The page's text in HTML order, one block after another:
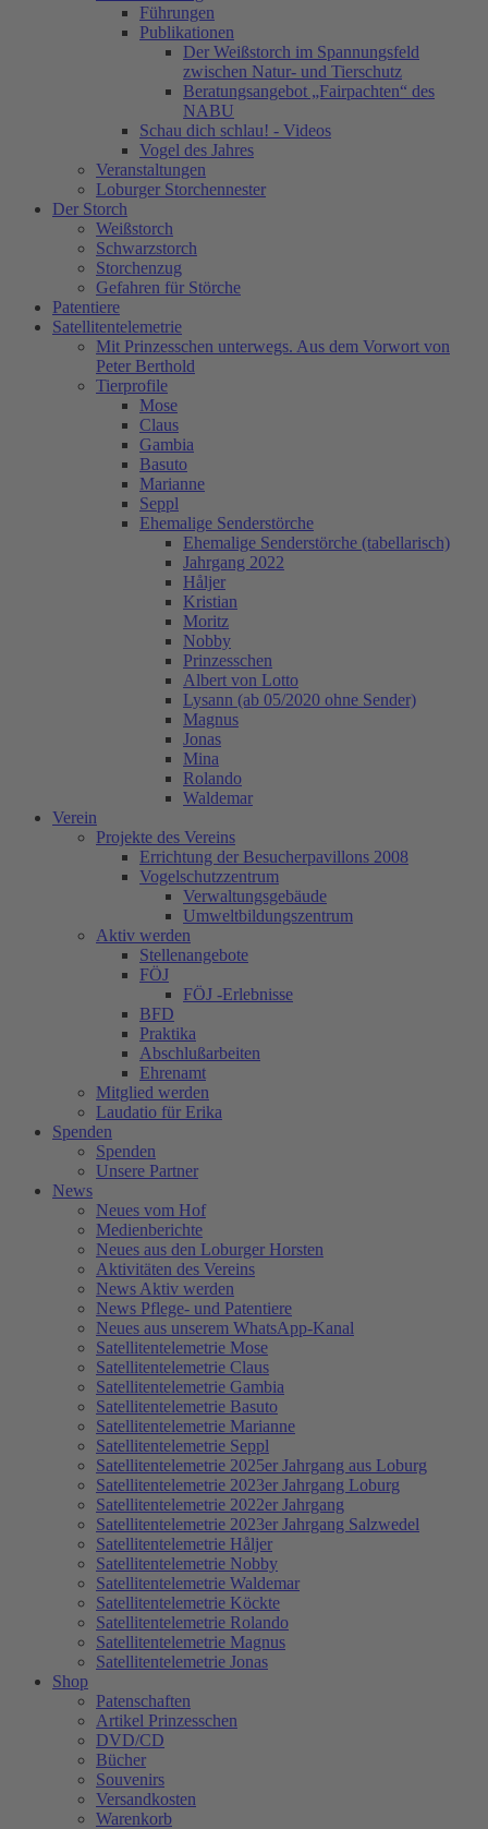
Führungen
Publikationen
Der Weißstorch im Spannungsfeld
zwischen Natur- und Tierschutz
Beratungsangebot „Fairpachten“ des
NABU
Schau dich schlau! - Videos
Vogel des Jahres
Veranstaltungen
Loburger Storchennester
Der Storch
Weißstorch
Schwarzstorch
Storchenzug
Gefahren für Störche
Patentiere
Satellitentelemetrie
Mit Prinzesschen unterwegs. Aus dem Vorwort von
Peter Berthold
Tierprofile
Mose
Claus
Gambia
Basuto
Marianne
Seppl
Ehemalige Senderstörche
Ehemalige Senderstörche (tabellarisch)
Jahrgang 2022
Håljer
Kristian
Moritz
Nobby
Prinzesschen
Albert von Lotto
Lysann (ab 05/2020 ohne Sender)
Magnus
Jonas
Mina
Rolando
Waldemar
Verein
Projekte des Vereins
Errichtung der Besucherpavillons 2008
Vogelschutzzentrum
Verwaltungsgebäude
Umweltbildungszentrum
Aktiv werden
Stellenangebote
FÖJ
FÖJ -Erlebnisse
BFD
Praktika
Abschlußarbeiten
Ehrenamt
Mitglied werden
Laudatio für Erika
Spenden
Spenden
Unsere Partner
News
Neues vom Hof
Medienberichte
Neues aus den Loburger Horsten
Aktivitäten des Vereins
News Aktiv werden
News Pflege- und Patentiere
Neues aus unserem WhatsApp-Kanal
Satellitentelemetrie Mose
Satellitentelemetrie Claus
Satellitentelemetrie Gambia
Satellitentelemetrie Basuto
Satellitentelemetrie Marianne
Satellitentelemetrie Seppl
Satellitentelemetrie 2025er Jahrgang aus Loburg
Satellitentelemetrie 2023er Jahrgang Loburg
Satellitentelemetrie 2022er Jahrgang
Satellitentelemetrie 2023er Jahrgang Salzwedel
Satellitentelemetrie Håljer
Satellitentelemetrie Nobby
Satellitentelemetrie Waldemar
Satellitentelemetrie Köckte
Satellitentelemetrie Rolando
Satellitentelemetrie Magnus
Satellitentelemetrie Jonas
Shop
Patenschaften
Artikel Prinzesschen
DVD/CD
Bücher
Souvenirs
Versandkosten
Warenkorb